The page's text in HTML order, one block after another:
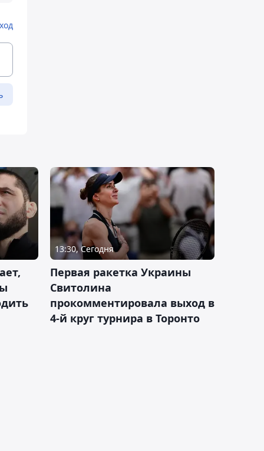
13:30, Сегодня
Первая ракетка Украины
Свитолина
прокомментировала выход в
4-й круг турнира в Торонто